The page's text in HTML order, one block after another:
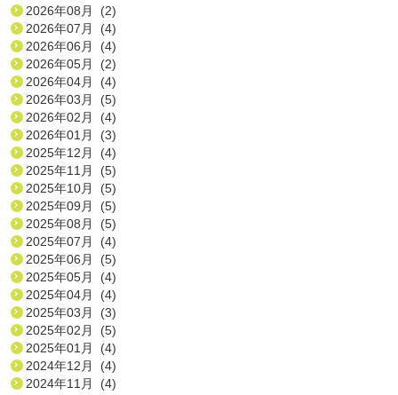
2026年08月 (2)
2026年07月 (4)
2026年06月 (4)
2026年05月 (2)
2026年04月 (4)
2026年03月 (5)
2026年02月 (4)
2026年01月 (3)
2025年12月 (4)
2025年11月 (5)
2025年10月 (5)
2025年09月 (5)
2025年08月 (5)
2025年07月 (4)
2025年06月 (5)
2025年05月 (4)
2025年04月 (4)
2025年03月 (3)
2025年02月 (5)
2025年01月 (4)
2024年12月 (4)
2024年11月 (4)